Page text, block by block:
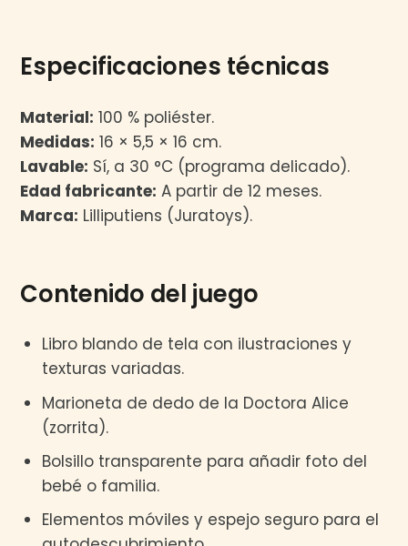
Especificaciones técnicas
Material: 100 % poliéster.
Medidas: 16 × 5,5 × 16 cm.
Lavable: Sí, a 30 °C (programa delicado).
Edad fabricante: A partir de 12 meses.
Marca: Lilliputiens (Juratoys).
Contenido del juego
Libro blando de tela con ilustraciones y
texturas variadas.
Marioneta de dedo de la Doctora Alice
(zorrita).
Bolsillo transparente para añadir foto del
bebé o familia.
Elementos móviles y espejo seguro para el